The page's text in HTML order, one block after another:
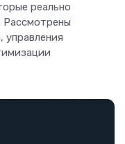
реально
управления